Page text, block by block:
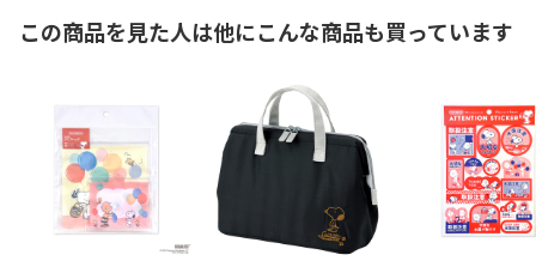
この商品を見た人は他にこんな商品も買っています